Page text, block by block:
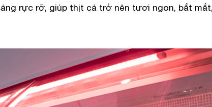
rực rỡ, giúp thịt cá trở nên tươi ngon, bắt